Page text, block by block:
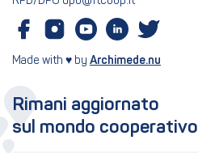
Made with ♥ by Archimede.nu
Rimani aggiornato
sul mondo cooperativo